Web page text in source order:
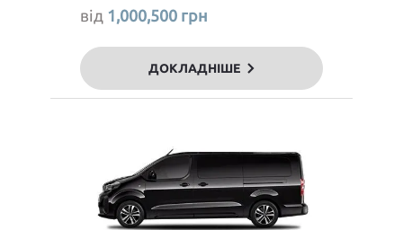
від 1,000,500 грн
ДОКЛАДНІШЕ